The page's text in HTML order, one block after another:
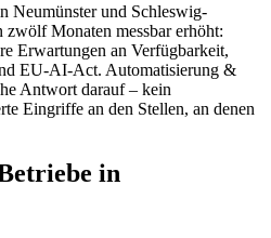
Neumünster und Schleswig-
Monaten messbar erhöht:
Erwartungen an Verfügbarkeit,
EU-AI-Act. Automatisierung &
Antwort darauf – kein
Eingriffe an den Stellen, an denen
in